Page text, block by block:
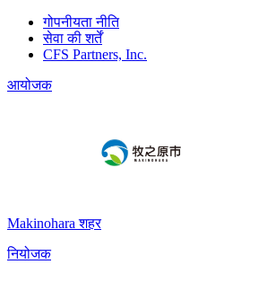
गोपनीयता नीति
सेवा की शर्तें
CFS Partners, Inc.
आयोजक
Makinohara शहर
नियोजक